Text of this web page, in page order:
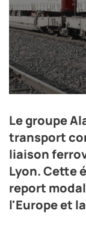
le port
Crédit photo DR
Le groupe
transport
liaison
Lyon. Cette
report
l'Europe et